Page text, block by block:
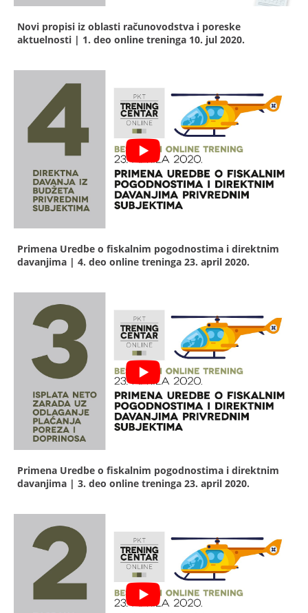
Novi propisi iz oblasti računovodstva i poreske
aktuelnosti | 1. deo online treninga 10. jul 2020.
Primena Uredbe o fiskalnim pogodnostima i direktnim
davanjima | 4. deo online treninga 23. april 2020.
Primena Uredbe o fiskalnim pogodnostima i direktnim
davanjima | 3. deo online treninga 23. april 2020.